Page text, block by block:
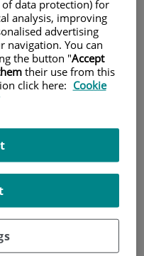
els miomes uterins són
més freqüents en
entre el 50 i el 60%
durant la seva vida.
i altres teixits que
data protection) for
analysis, improving
advertising
navigation. You can
the button "Accept
their use from this
click here: Cookie